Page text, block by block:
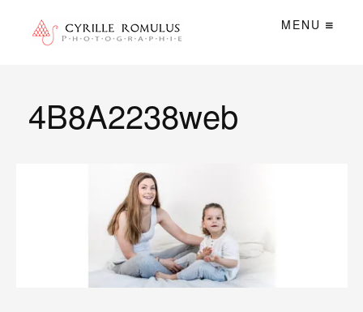
MENU
4B8A2238web